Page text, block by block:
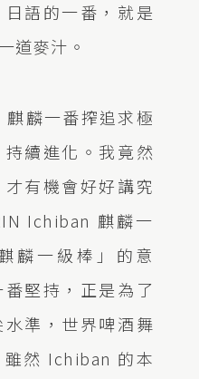
語的一番，就是
道麥汁。
麟一番搾追求極
續進化。我竟然
有機會好好講究
Ichiban 麒麟一
麟一級棒」的意
堅持，正是為了
準，世界啤酒舞
雖然 Ichiban 的本